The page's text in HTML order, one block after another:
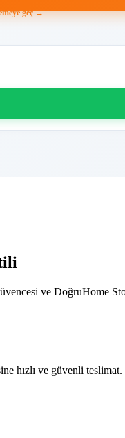
geç →
ve DoğruHome
hızlı ve güvenli teslimat.